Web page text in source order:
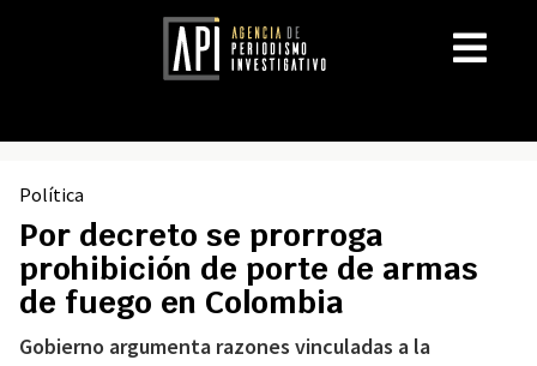
Política
Por decreto se prorroga
prohibición de porte de armas
de fuego en Colombia
Gobierno argumenta razones vinculadas a la